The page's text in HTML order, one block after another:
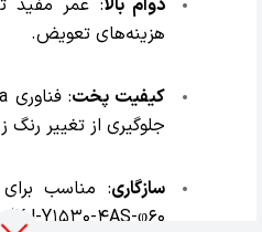
هزینه‌های تعویض.
کیفیت پخت
جلوگیری از تغییر رنگ
سازگاری
KJ-Y1530-4AS-φ60) و مدل‌های مشابه.